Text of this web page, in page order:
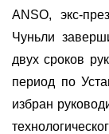
ANSO, экс-
Чуньли
двух сроков
период по
избран